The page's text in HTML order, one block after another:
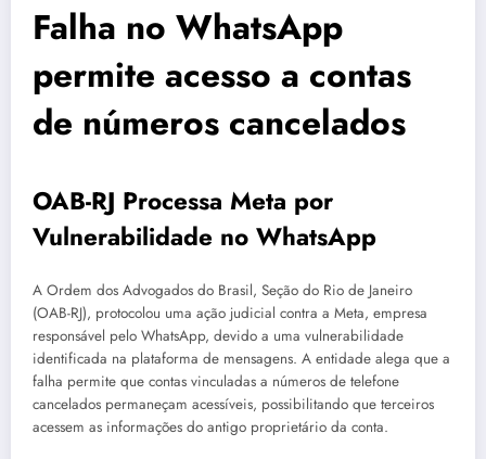
Falha no WhatsApp
permite acesso a contas
de números cancelados
OAB-RJ Processa Meta por
Vulnerabilidade no WhatsApp
A Ordem dos Advogados do Brasil, Seção do Rio de Janeiro
(OAB-RJ), protocolou uma ação judicial contra a Meta, empresa
responsável pelo WhatsApp, devido a uma vulnerabilidade
identificada na plataforma de mensagens. A entidade alega que a
falha permite que contas vinculadas a números de telefone
cancelados permaneçam acessíveis, possibilitando que terceiros
acessem as informações do antigo proprietário da conta.